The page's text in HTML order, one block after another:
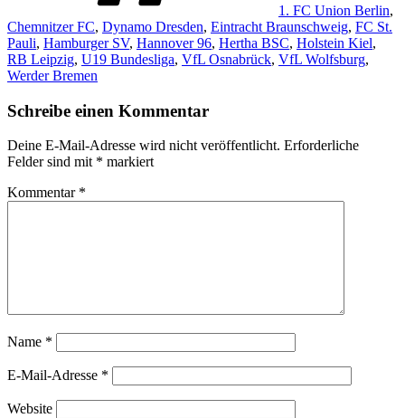
1. FC Union Berlin,
Chemnitzer FC, Dynamo Dresden, Eintracht Braunschweig, FC St.
Pauli, Hamburger SV, Hannover 96, Hertha BSC, Holstein Kiel,
RB Leipzig, U19 Bundesliga, VfL Osnabrück, VfL Wolfsburg,
Werder Bremen
Schreibe einen Kommentar
Deine E-Mail-Adresse wird nicht veröffentlicht. Erforderliche
Felder sind mit * markiert
Kommentar *
Name *
E-Mail-Adresse *
Website